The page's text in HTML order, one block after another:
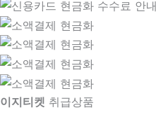
이지티켓 취급상품